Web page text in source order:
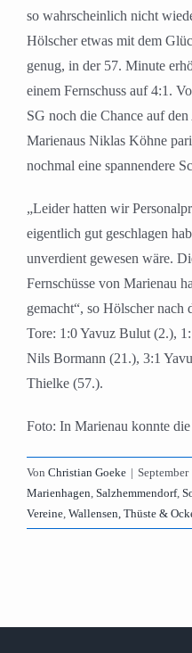
so wahrscheinlich nicht
Hölscher etwas mit dem
genug, in der 57. Minute
einem Fernschuss auf 4:1.
SG noch die Chance auf
Marienaus Niklas Köhne
nochmal eine spannendere
„Leider hatten wir
eigentlich gut geschlagen
unverdient gewesen wäre.
Fernschüsse von Marienau
gemacht“, so Hölscher nach
Tore: 1:0 Yavuz Bulut (2.),
Nils Bormann (21.), 3:1
Thielke (57.).
Foto: In Marienau konnte
Von Christian Goeke |
Marienhagen, Salzhemmendorf,
Vereine, Wallensen, Thüste &